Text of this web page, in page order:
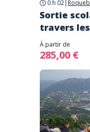
0 h 02|
Sortie
travers
À partir de
285,00 €